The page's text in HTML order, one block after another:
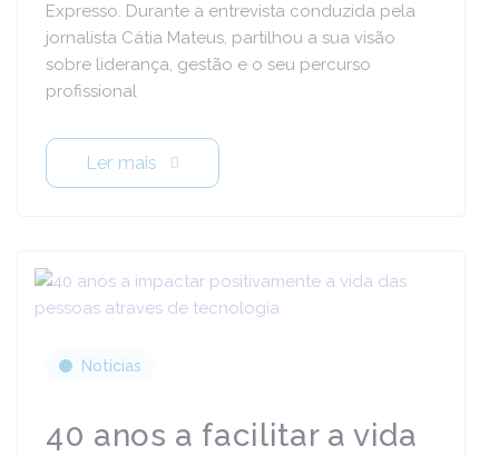
Expresso. Durante a entrevista conduzida pela
jornalista Cátia Mateus, partilhou a sua visão
sobre liderança, gestão e o seu percurso
profissional
Ler mais
Notícias
40 anos a facilitar a vida